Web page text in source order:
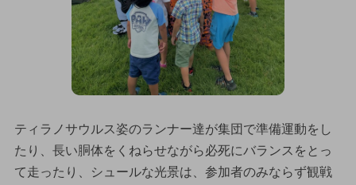
ティラノサウルス姿のランナー達が集団で準備運動をし
たり、長い胴体をくねらせながら必死にバランスをとっ
て走ったり、シュールな光景は、参加者のみならず観戦